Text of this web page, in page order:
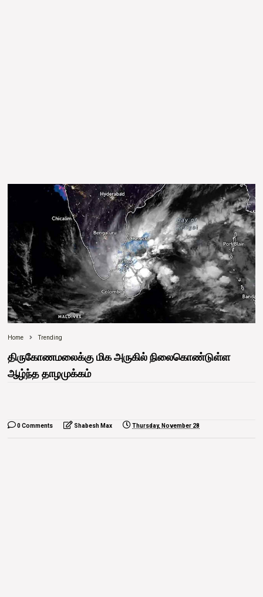
Home Trending
திருகோணமலைக்கு மிக அருகில் நிலைகொண்டுள்ள
ஆழ்ந்த தாழமுக்கம்
0 Comments Shabesh Max Thursday, November 28